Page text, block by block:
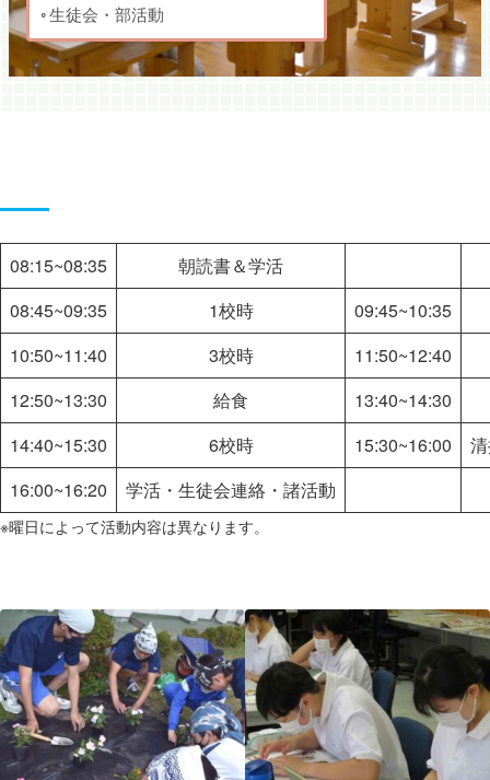
生徒会・部活動
08:15~08:35
朝読書＆学活
08:45~09:35
1校時
09:45~10:35
10:50~11:40
3校時
11:50~12:40
12:50~13:30
給食
13:40~14:30
14:40~15:30
6校時 15:30~16:00
16:00~16:20
学活・生徒会連絡・諸活動
※曜日によって活動内容は異なります。